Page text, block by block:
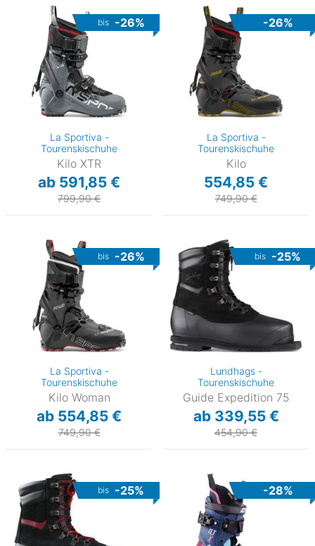
bis -26%
La Sportiva -
Tourenskischuhe
Kilo XTR
ab 591,85 €
799,90 €
-26%
La Sportiva -
Tourenskischuhe
Kilo
554,85 €
749,90 €
bis -26%
La Sportiva -
Tourenskischuhe
Kilo Woman
ab 554,85 €
749,90 €
bis -25%
Lundhags -
Tourenskischuhe
Guide Expedition 75
ab 339,55 €
454,90 €
bis -25% -28%